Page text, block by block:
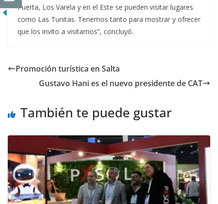
Puerta, Los Varela y en el Este se pueden visitar lugares
como Las Tunitas. Tenemos tanto para mostrar y ofrecer
que los invito a visitarnos”, concluyó.
Promoción turística en Salta
Gustavo Hani es el nuevo presidente de CAT
También te puede gustar